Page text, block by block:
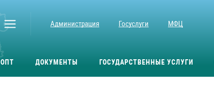
Администрация Госуслуги МФЦ
ДОКУМЕНТЫ ГОСУДАРСТВЕННЫЕ УСЛУГИ